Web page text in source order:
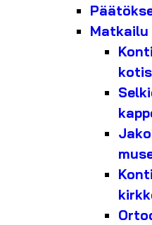
Matkailu